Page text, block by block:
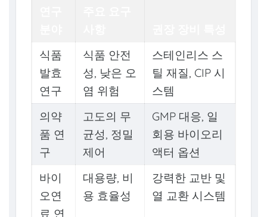
식품
발효
연구
식품 안전
성, 낮은 오
염 위험
스테인리스 스
틸 재질, CIP 시
스템
의약
품 연
구
고도의 무
균성, 정밀
제어
GMP 대응, 일
회용 바이오리
액터 옵션
바이
오연
료 연
대용량, 비
용 효율성
강력한 교반 및
열 교환 시스템